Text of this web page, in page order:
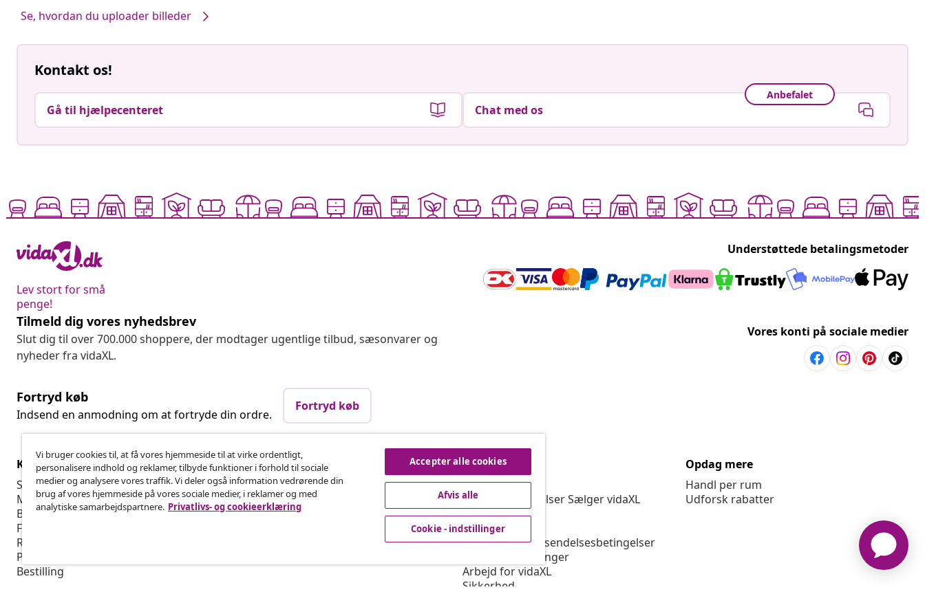
Se, hvordan du uploader billeder
Kontakt os!
Gå til hjælpecenteret
Anbefalet
Chat med os
Lev stort for små
penge!
Understøttede betalingsmetoder
Tilmeld dig vores nyhedsbrev
Slut dig til over 700.000 shoppere, der modtager ugentlige tilbud, sæsonvarer og
nyheder fra vidaXL.
Vores konti på sociale medier
Fortryd køb
Indsend en anmodning om at fortryde din ordre.
Fortryd køb
Kundeservice
Spor din ordre
Min konto
Betaling
Fragt & levering
Returnering
Produktinformation
Bestilling
Virksomhed
Affiliate Program
Produktion for vidaXL
Marketingsamarbejde
vidaXL
Om vidaXL
Vilkår & betingelser Sælger vidaXL
Privatlivspolitik
Cookiepolitik
Prioriterede forsendelsesbetingelser
Cookie - indstillinger
Arbejd for vidaXL
Sikkerhed
Opdag mere
Handl per rum
Udforsk rabatter
Vi bruger cookies til, at få vores hjemmeside til at virke ordentligt,
personalisere indhold og reklamer, tilbyde funktioner i forhold til sociale
medier og analysere vores traffik. Vi deler også information vedrørende din
brug af vores hjemmeside på vores sociale medier, i reklamer og med
analytiske samarbejdspartnere. Privatlivs- og cookieerklæring
Accepter alle cookies
Afvis alle
Cookie - indstillinger